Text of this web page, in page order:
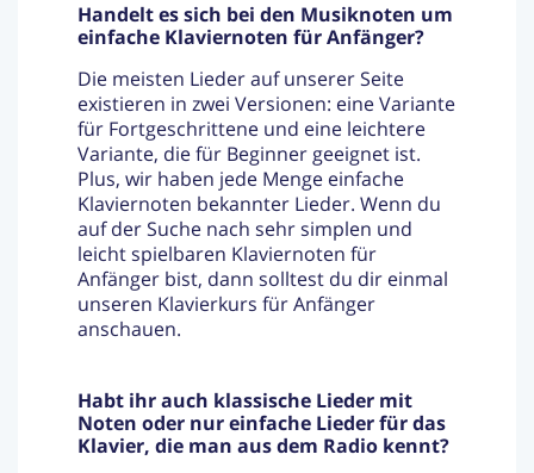
Handelt es sich bei den Musiknoten um
einfache Klaviernoten für Anfänger?
Die meisten Lieder auf unserer Seite
existieren in zwei Versionen: eine Variante
für Fortgeschrittene und eine leichtere
Variante, die für Beginner geeignet ist.
Plus, wir haben jede Menge einfache
Klaviernoten bekannter Lieder. Wenn du
auf der Suche nach sehr simplen und
leicht spielbaren Klaviernoten für
Anfänger bist, dann solltest du dir einmal
unseren Klavierkurs für Anfänger
anschauen.
Habt ihr auch klassische Lieder mit
Noten oder nur einfache Lieder für das
Klavier, die man aus dem Radio kennt?